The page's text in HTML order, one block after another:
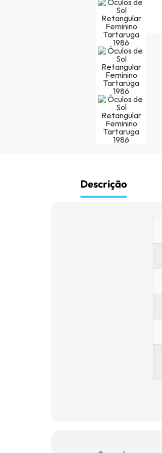
Descrição